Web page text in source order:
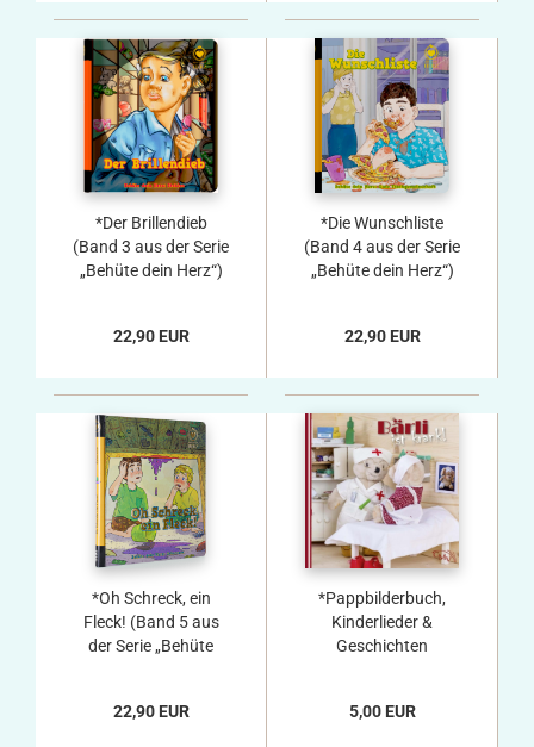
*Der Brillendieb
(Band 3 aus der Serie
„Behüte dein Herz“)
22,90 EUR
*Die Wunschliste
(Band 4 aus der Serie
„Behüte dein Herz“)
22,90 EUR
*Oh Schreck, ein
Fleck! (Band 5 aus
der Serie „Behüte
22,90 EUR
*Pappbilderbuch,
Kinderlieder &
Geschichten
5,00 EUR